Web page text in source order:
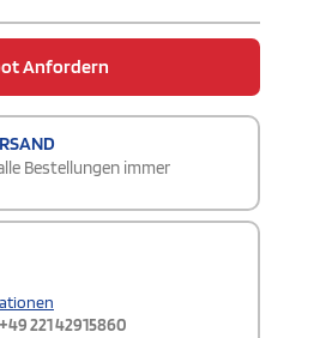
Anfordern
Bestellungen immer
+49 221 42915860